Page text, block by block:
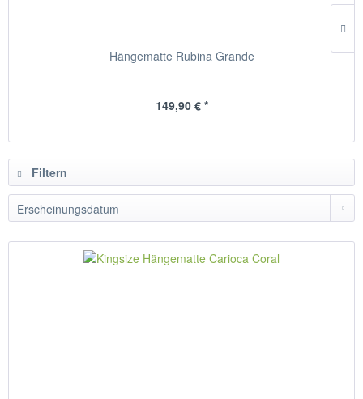
Hängematte Rubina Grande
149,90 € *
Filtern